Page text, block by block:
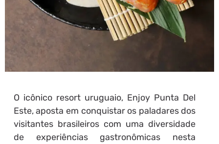
O icônico resort uruguaio, Enjoy Punta Del
Este, aposta em conquistar os paladares dos
visitantes brasileiros com uma diversidade
de experiências gastronômicas nesta